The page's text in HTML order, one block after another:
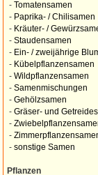
- Tomatensamen
- Paprika- / Chilisamen
- Kräuter- /
- Staudensamen
- Ein- / zweijährige
- Kübelpflanzensamen
- Wildpflanzensamen
- Samenmischungen
- Gehölzsamen
- Gräser- und
-
-
- sonstige Samen
Pflanzen